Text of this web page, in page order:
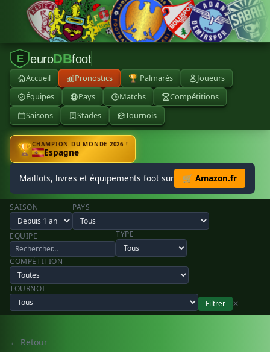
E euroDBfoot
Accueil Pronostics 🏆 Palmarès
Joueurs
Équipes
Pays Matchs
Compétitions
Saisons
Stades Tournois
🏆CHAMPION DU MONDE 2026 !
Espagne
Maillots, livres et équipements foot sur 🛒 Amazon.fr
SAISON PAYS
EQUIPE TYPE
COMPÉTITION
TOURNOI
Filtrer
✕
← Retour